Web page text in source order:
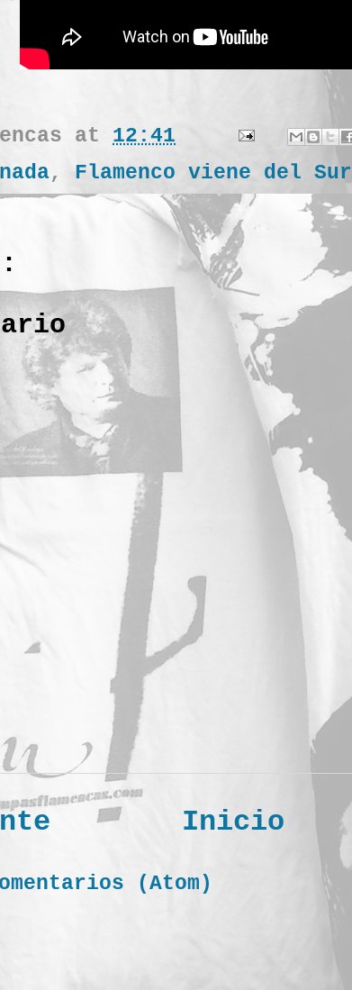
at 12:41
, Flamenco viene del Sur
Inicio
(Atom)